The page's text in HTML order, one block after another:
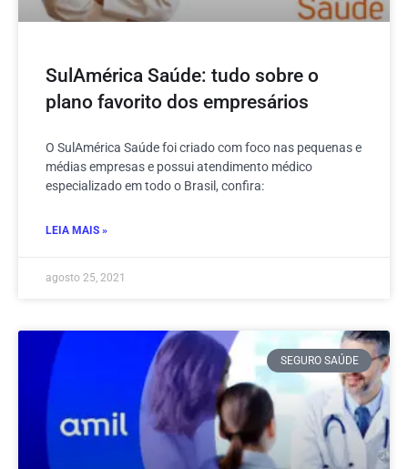
SulAmérica Saúde: tudo sobre o
plano favorito dos empresários
O SulAmérica Saúde foi criado com foco nas pequenas e
médias empresas e possui atendimento médico
especializado em todo o Brasil, confira:
LEIA MAIS »
agosto 25, 2021
SEGURO SAÚDE